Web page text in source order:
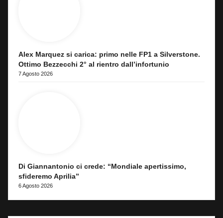
Alex Marquez si carica: primo nelle FP1 a Silverstone.
Ottimo Bezzecchi 2° al rientro dall’infortunio
7 Agosto 2026
Di Giannantonio ci crede: “Mondiale apertissimo,
sfideremo Aprilia”
6 Agosto 2026